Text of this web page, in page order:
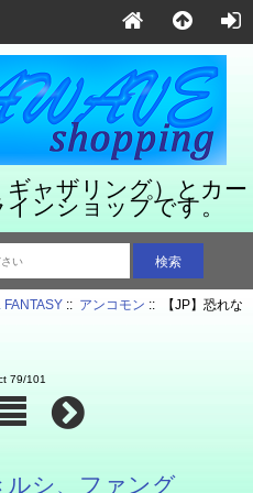
ャザリング）とカー
ンショップです。
FANTASY:: アンコモン :: 【JP】恐れな
79/101
ルシ、ファング